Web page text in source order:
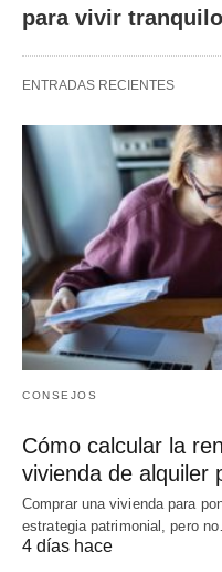
para vivir
ENTRADAS RECIENTES
CONSEJOS
Cómo calcular la
vivienda de alquiler
Comprar una vivienda para
estrategia patrimonial, pero
4 días hace